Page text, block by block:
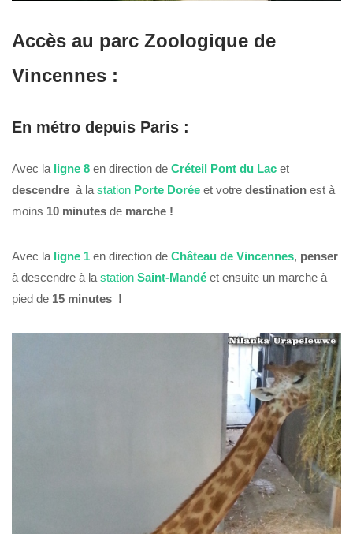
Accès au parc Zoologique de
Vincennes :
En métro depuis Paris :
Avec la ligne 8 en direction de Créteil Pont du Lac et
descendre à la station Porte Dorée et votre destination est à
moins 10 minutes de marche !
Avec la ligne 1 en direction de Château de Vincennes, penser
à descendre à la station Saint-Mandé et ensuite un marche à
pied de 15 minutes !